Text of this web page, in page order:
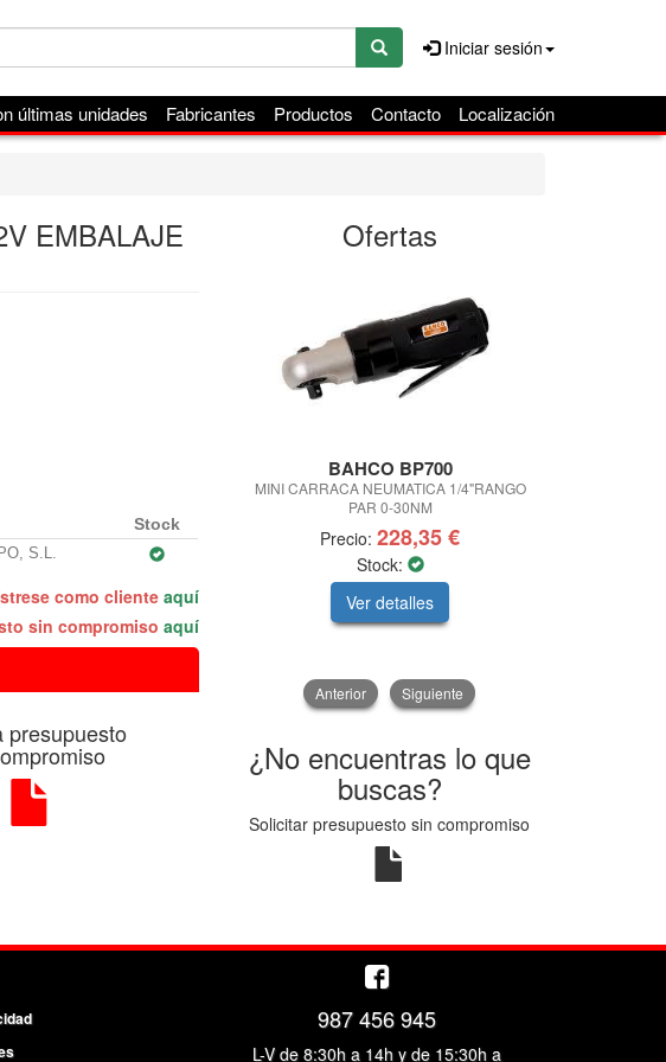
Iniciar sesión
últimas unidades Fabricantes Productos Contacto Localización
EMBALAJE
Stock
S.L.
como cliente aquí
sin compromiso aquí
presupuesto
Ofertas
BAHCO BP700
MINI CARRACA NEUMATICA 1/4"RANGO
PAR 0-30NM
Precio: 228,35 €
Stock:
Ver detalles
Anterior Siguiente
¿No encuentras lo que
buscas?
Solicitar presupuesto sin compromiso
987 456 945
L-V de 8:30h a 14h y de 15:30h a